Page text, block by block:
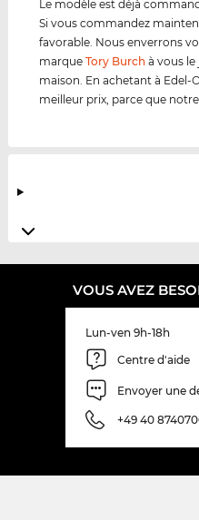
Le modèle est déjà
Si vous commandez
favorable. Nous enverrons
marqueTory Burch à vous
maison. En achetant à Edel-
meilleur prix, parce que
VOUS AVEZ
Lun-ven 9h-18h
Centre d'aide
Envoyer une
+49 40